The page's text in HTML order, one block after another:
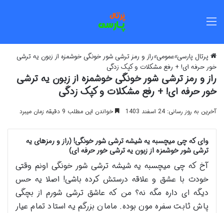
پرتال پارسی»عمومی»راز و رمز ترشی شور خونگی خوشمزه از زبون یه ترشی
خور حرفه ای! + رفع مشکلات و کپک زدگی
راز و رمز ترشی شور خونگی خوشمزه از زبون یه ترشی
خور حرفه ای! + رفع مشکلات و کپک زدگی
آخرین به روز رسانی: 24 اسفند 1403 خواندن این مطلب 9 دقیقه زمان میبرد
وای که چی میچسبه یه شیشه ترشی شور خونگی! (راز و رمزهای یه
ترشی شور خوشمزه از زبون یه ترشی خور حرفه ای)
آخ که چی میچسبه یه شیشه ترشی شور خونگی اونم وقتی
خودت با عشق و علاقه درستش کرده باشی! اصلا یه حس
دیگه ای داره مگه نه؟ من که عاشق ترشی شورم از بچگی
پاش ثابت سفره مون بوده. مامان بزرگم یه استاد تمام عیار